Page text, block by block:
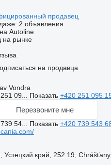
продавец
2 объявления
Autoline
на рынке
на продавца
Vondra
09... Показать +420 251 095
Перезвоните мне
54... Показать +420 739 543
Устецкий край, 252 19,